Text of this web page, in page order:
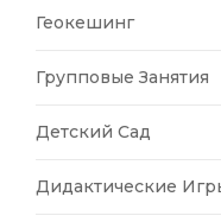
Геокешинг
Групповые Занятия
Детский Сад
Дидактические